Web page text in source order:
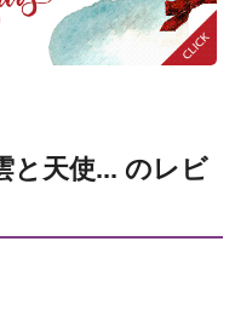
と天使... のレビ